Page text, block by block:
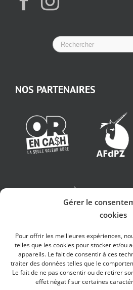
Gérer le
cookies
Pour offrir les meilleures expériences,
telles que les cookies pour stocker et/ou
appareils. Le fait de consentir à ces
traiter des données telles que le
Le fait de ne pas consentir ou de retirer
effet négatif sur certaines
NOS PARTENAIRES